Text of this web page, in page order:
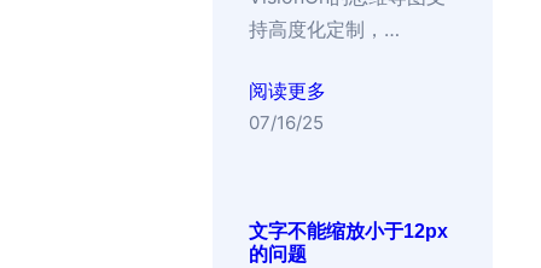
持高度化定制，…
阅读更多
07/16/25
文字不能缩放小于12px
的问题